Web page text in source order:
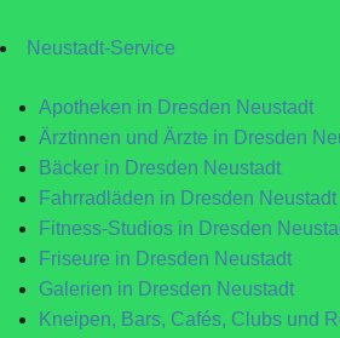
Neustadt-Service
Apotheken in Dresden Neustadt
Ärztinnen und Ärzte in Dresden
Bäcker in Dresden Neustadt
Fahrradläden in Dresden Neustadt
Fitness-Studios in Dresden
Friseure in Dresden Neustadt
Galerien in Dresden Neustadt
Kneipen, Bars, Cafés, Clubs und